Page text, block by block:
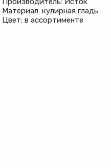
Материал: кулирная гладь
Цвет: в ассортименте